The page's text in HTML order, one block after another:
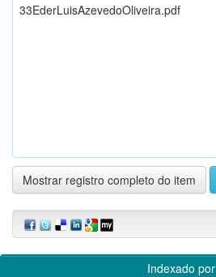
33EderLuisAzevedoOliveira.pdf
Mostrar registro completo do item
Indexado por